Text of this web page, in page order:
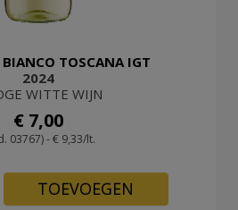
TOSCANA IGT
2024
WITTE WIJN
€ 7,00
03767) - € 9,33/lt.
TOEVOEGEN